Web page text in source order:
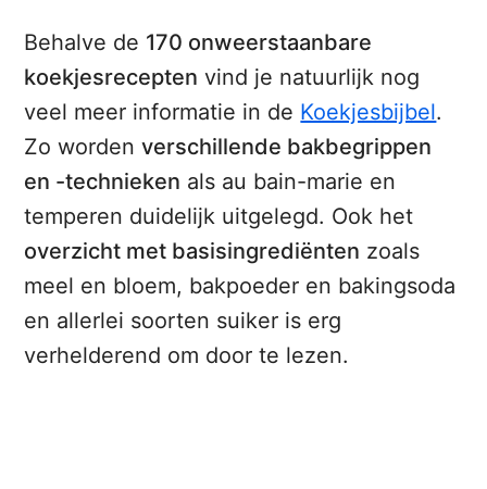
Behalve de 170 onweerstaanbare
koekjesrecepten vind je natuurlijk nog
veel meer informatie in de Koekjesbijbel.
Zo wordenverschillende bakbegrippen
en -technieken als au bain-marie en
temperen duidelijk uitgelegd. Ook het
overzicht met basisingrediënten zoals
meel en bloem, bakpoeder en bakingsoda
en allerlei soorten suiker is erg
verhelderend om door te lezen.